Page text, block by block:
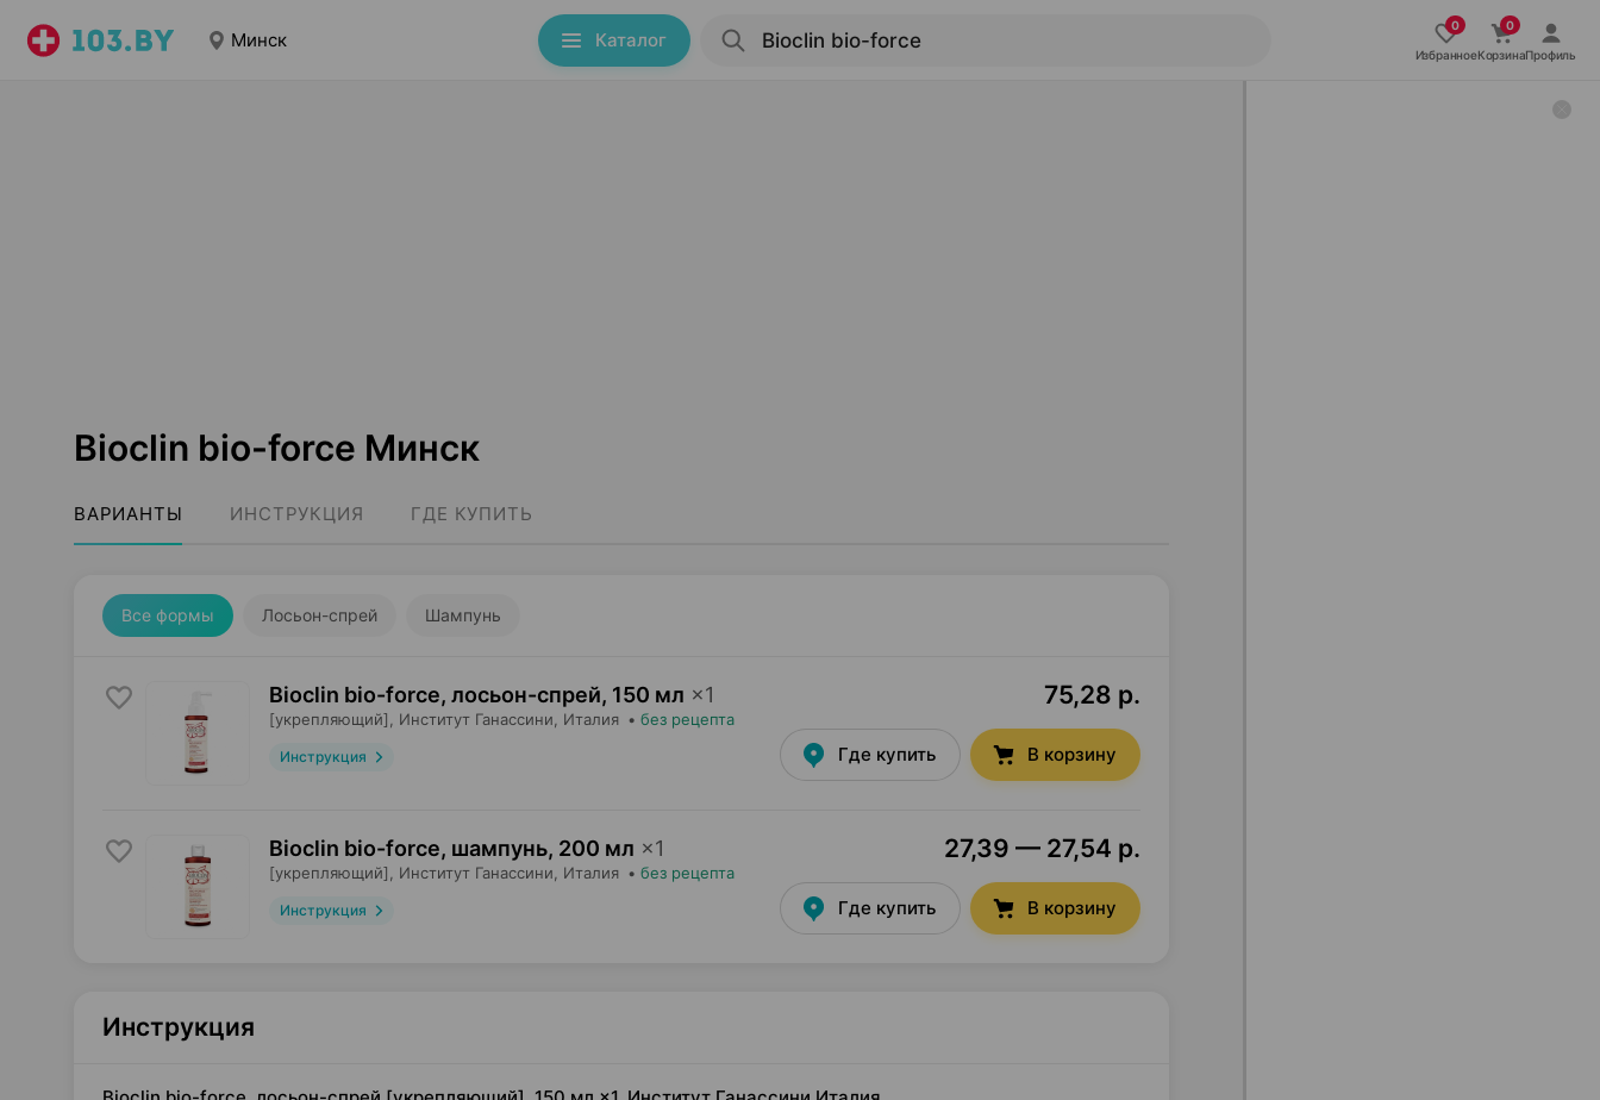
Минск Каталог
ИзбранноеКорзинаПрофиль
Bioclin bio-force Минск
ВАРИАНТЫ ИНСТРУКЦИЯ ГДЕ КУПИТЬ
Все формы Лосьон-спрей Шампунь
Bioclin bio-force, лосьон-спрей, 150 мл ×1
[укрепляющий], Институт Ганассини , Италия • без рецепта
Инструкция
75,28 р.
Где купить В корзину
Bioclin bio-force, шампунь, 200 мл ×1
[укрепляющий], Институт Ганассини , Италия • без рецепта
Инструкция
27,39 — 27,54 р.
Где купить В корзину
Инструкция